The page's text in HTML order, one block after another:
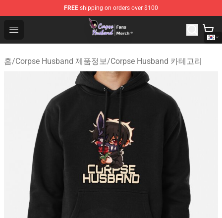
FREE shipping on orders over $100
Open menu
Corpse Husband Store - Official Corpse Husband
홈/Corpse Husband 제품정보/Corpse Husband 카테고리